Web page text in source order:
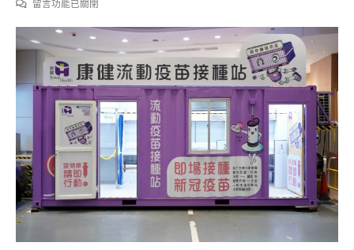
在
个
苗
站
今
启
用
站
留言功能已關閉